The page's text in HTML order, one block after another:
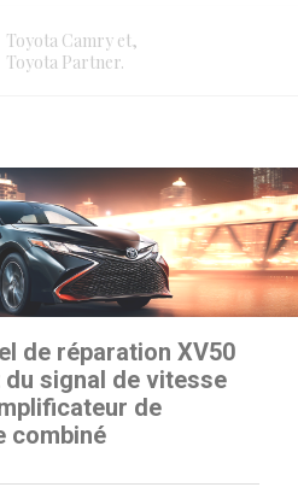
Toyota Camry et,
Toyota Partner.
de réparation XV50
signal de vitesse
de
combiné